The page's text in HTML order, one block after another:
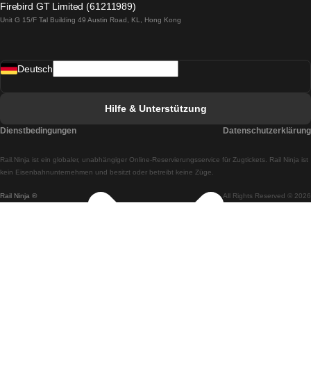
Züge von Lissabon nach Madrid
Züge von Lissabon nach Braga
Züge von Braga nach Lissabon
Firebird GT Limited (61211989)
Unit G 15/F Tal Building 49 Austin Road, KL, Hong Kong
Rail Ninja ® All Rights Reserved © 2026
Rail.Ninja ist ein globaler, unabhängiger Online-Reservierungsservice für Zugtickets. Rail Ninja ist
kein Eisenbahnunternehmen und besitzt oder betreibt keine Züge.
Deutsch
Hilfe & Unterstützung
Dienstbedingungen Datenschutzerklärung